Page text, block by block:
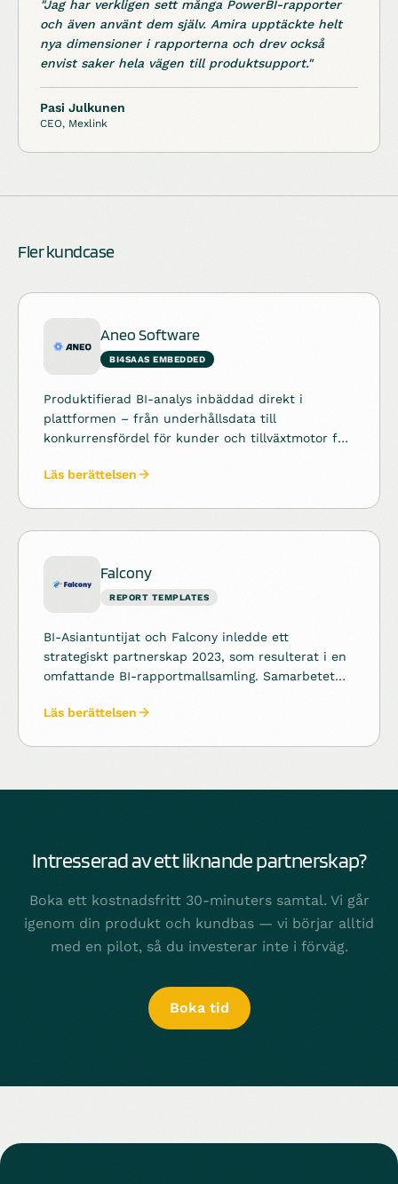
"Jag har verkligen sett många PowerBI-rapporter
och även använt dem själv. Amira upptäckte helt
nya dimensioner i rapporterna och drev också
envist saker hela vägen till produktsupport."
Pasi Julkunen
CEO, Mexlink
Fler kundcase
Aneo Software
BI4SAAS EMBEDDED
Produktifierad BI-analys inbäddad direkt i
plattformen – från underhållsdata till
konkurrensfördel för kunder och tillväxtmotor för
Läs berättelsen
Falcony
REPORT TEMPLATES
BI-Asiantuntijat och Falcony inledde ett
strategiskt partnerskap 2023, som resulterat i en
omfattande BI-rapportmallsamling. Samarbetet
Falconys produkter till nya kundsegment och
Läs berättelsen
Intresserad av ett liknande partnerskap?
Boka ett kostnadsfritt 30-minuters samtal. Vi går
igenom din produkt och kundbas — vi börjar alltid
med en pilot, så du investerar inte i förväg.
Boka tid